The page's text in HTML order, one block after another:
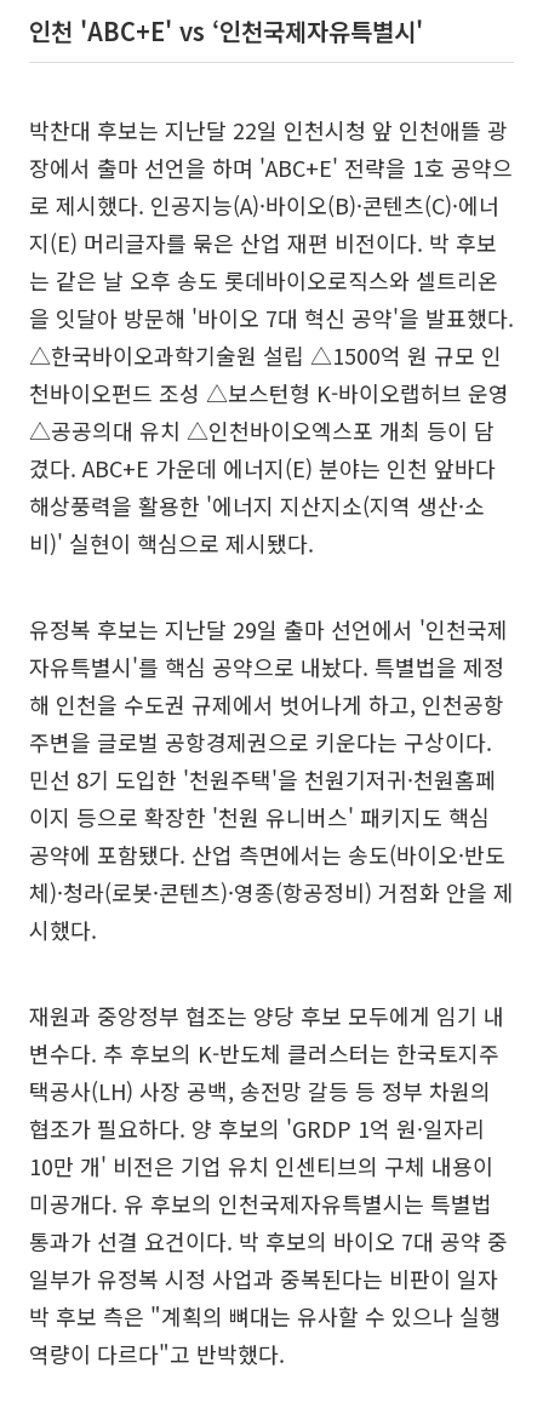
인천 'ABC+E' vs ‘인천국제자유특별시'
박찬대 후보는 지난달 22일 인천시청 앞 인천애뜰 광
장에서 출마 선언을 하며 'ABC+E' 전략을 1호 공약으
로 제시했다. 인공지능(A)·바이오(B)·콘텐츠(C)·에너
지(E) 머리글자를 묶은 산업 재편 비전이다. 박 후보
는 같은 날 오후 송도 롯데바이오로직스와 셀트리온
을 잇달아 방문해 '바이오 7대 혁신 공약'을 발표했다.
△한국바이오과학기술원 설립 △1500억 원 규모 인
천바이오펀드 조성 △보스턴형 K-바이오랩허브 운영
△공공의대 유치 △인천바이오엑스포 개최 등이 담
겼다. ABC+E 가운데 에너지(E) 분야는 인천 앞바다
해상풍력을 활용한 '에너지 지산지소(지역 생산·소
비)' 실현이 핵심으로 제시됐다.
유정복 후보는 지난달 29일 출마 선언에서 '인천국제
자유특별시'를 핵심 공약으로 내놨다. 특별법을 제정
해 인천을 수도권 규제에서 벗어나게 하고, 인천공항
주변을 글로벌 공항경제권으로 키운다는 구상이다.
민선 8기 도입한 '천원주택'을 천원기저귀·천원홈페
이지 등으로 확장한 '천원 유니버스' 패키지도 핵심
공약에 포함됐다. 산업 측면에서는 송도(바이오·반도
체)·청라(로봇·콘텐츠)·영종(항공정비) 거점화 안을 제
시했다.
재원과 중앙정부 협조는 양당 후보 모두에게 임기 내
변수다. 추 후보의 K-반도체 클러스터는 한국토지주
택공사(LH) 사장 공백, 송전망 갈등 등 정부 차원의
협조가 필요하다. 양 후보의 'GRDP 1억 원·일자리
10만 개' 비전은 기업 유치 인센티브의 구체 내용이
미공개다. 유 후보의 인천국제자유특별시는 특별법
통과가 선결 요건이다. 박 후보의 바이오 7대 공약 중
일부가 유정복 시정 사업과 중복된다는 비판이 일자
박 후보 측은 "계획의 뼈대는 유사할 수 있으나 실행
역량이 다르다"고 반박했다.